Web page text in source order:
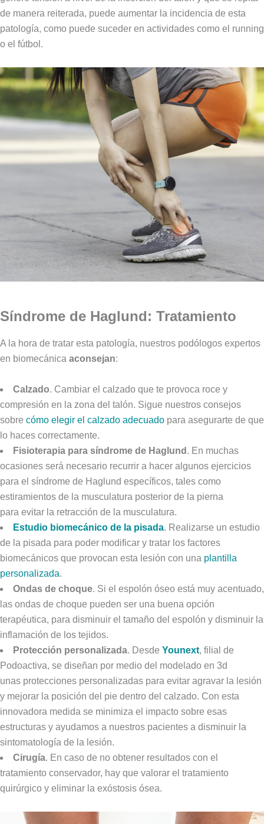
de manera reiterada, puede aumentar la incidencia de esta
patología, como puede suceder en actividades como el running
o el fútbol.
Síndrome de Haglund: Tratamiento
A la hora de tratar esta patología, nuestros podólogos expertos
en biomecánica aconsejan:
Calzado. Cambiar el calzado que te provoca roce y
compresión en la zona del talón. Sigue nuestros consejos
sobre cómo elegir el calzado adecuado para asegurarte de que
lo haces correctamente.
Fisioterapia para síndrome de Haglund . En muchas
ocasiones será necesario recurrir a hacer algunos ejercicios
para el síndrome de Haglund específicos, tales como
estiramientos de la musculatura posterior de la pierna
para evitar la retracción de la musculatura.
Estudio biomecánico de la pisada. Realizarse un estudio
de la pisada para poder modificar y tratar los factores
biomecánicos que provocan esta lesión con una plantilla
personalizada.
Ondas de choque. Si el espolón óseo está muy acentuado,
las ondas de choque pueden ser una buena opción
terapéutica, para disminuir el tamaño del espolón y disminuir la
inflamación de los tejidos.
Protección personalizada. Desde Younext, filial de
Podoactiva, se diseñan por medio del modelado en 3d
unas protecciones personalizadas para evitar agravar la lesión
y mejorar la posición del pie dentro del calzado. Con esta
innovadora medida se minimiza el impacto sobre esas
estructuras y ayudamos a nuestros pacientes a disminuir la
sintomatología de la lesión.
Cirugía. En caso de no obtener resultados con el
tratamiento conservador, hay que valorar el tratamiento
quirúrgico y eliminar la exóstosis ósea.